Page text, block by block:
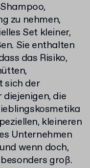
zu nehmen,
Set kleiner,
Sie enthalten
das Risiko,
sich der
die
kleineren
Unternehmen
wenn doch,
groß.